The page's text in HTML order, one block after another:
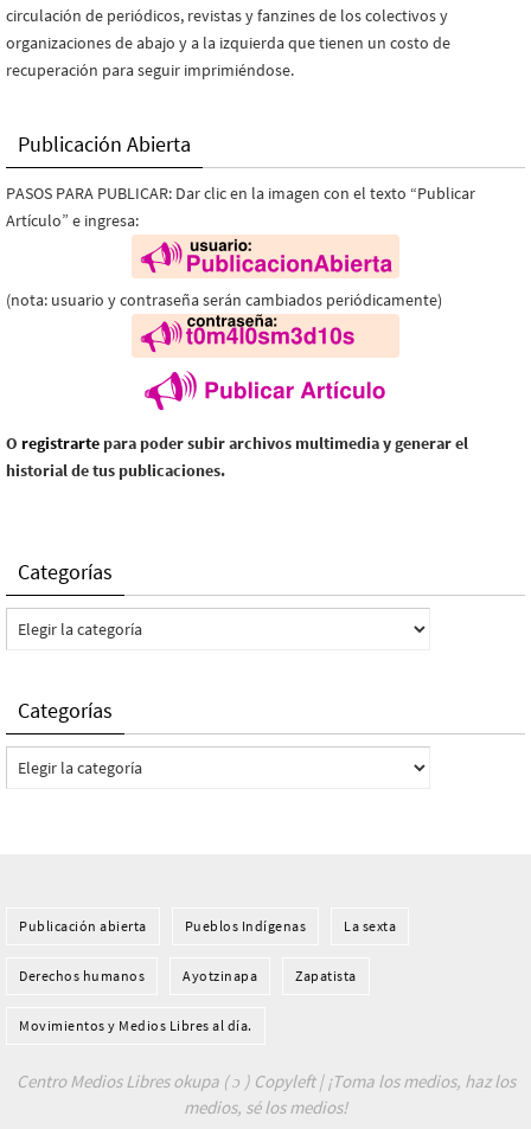
circulación de periódicos, revistas y fanzines de los colectivos y
organizaciones de abajo y a la izquierda que tienen un costo de
recuperación para seguir imprimiéndose.
Publicación Abierta
PASOS PARA PUBLICAR: Dar clic en la imagen con el texto “Publicar
Artículo” e ingresa:
(nota: usuario y contraseña serán cambiados periódicamente)
O registrarte para poder subir archivos multimedia y generar el
historial de tus publicaciones.
Categorías
Categorías
Categorías
Categorías
Publicación abierta Pueblos Indí­genas La sexta
Derechos humanos Ayotzinapa Zapatista
Movimientos y Medios Libres al día.
Centro Medios Libres okupa ( ɔ ) Copyleft | ¡Toma los medios, haz los
medios, sé los medios!